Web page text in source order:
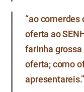
“ao comerdes
oferta ao
farinha
oferta; como
apresentareis.”